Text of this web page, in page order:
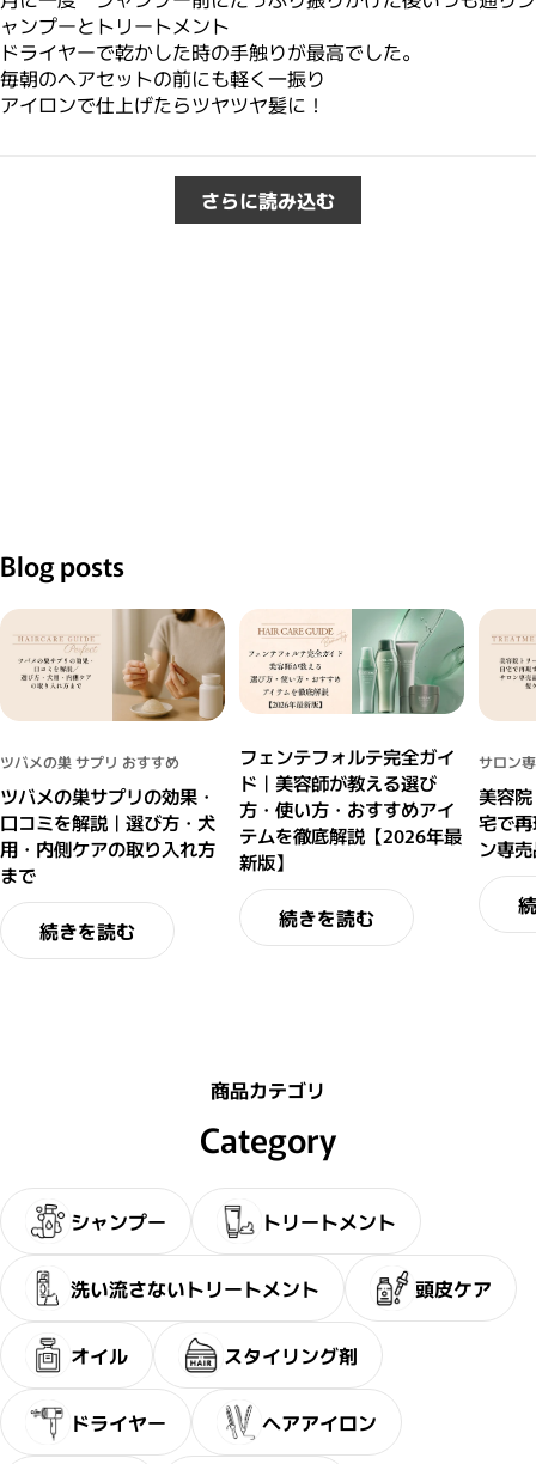
ャンプーとトリートメント
ドライヤーで乾かした時の手触りが最高でした。
毎朝のヘアセットの前にも軽く一振り
アイロンで仕上げたらツヤツヤ髪に！
さらに読み込む
Blog posts
ツバメの巣 サプリ おすすめ
ツバメの巣サプリの効果・
口コミを解説｜選び方・犬
用・内側ケアの取り入れ方
まで
続きを読む
フェンテフォルテ完全ガイ
ド｜美容師が教える選び
方・使い方・おすすめアイ
テムを徹底解説【2026年最
新版】
続きを読む
サロン
美容
宅で
ン専
商品カテゴリ
Category
シャンプー トリートメント
洗い流さないトリートメント 頭皮ケア
オイル スタイリング剤
ドライヤー ヘアアイロン